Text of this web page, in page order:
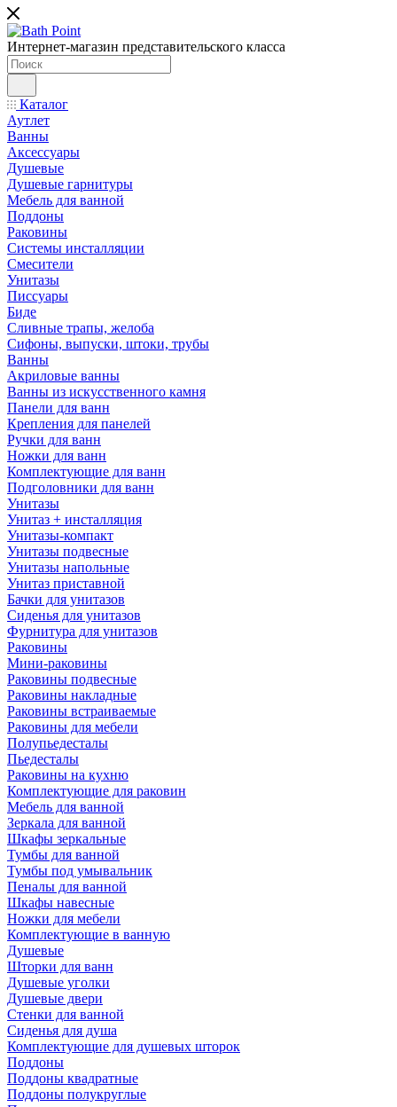
Интернет-магазин представительского класса
Каталог
Аутлет
Ванны
Аксессуары
Душевые
Душевые гарнитуры
Мебель для ванной
Поддоны
Раковины
Системы инсталляции
Смесители
Унитазы
Писсуары
Биде
Сливные трапы, желоба
Сифоны, выпуски, штоки, трубы
Ванны
Акриловые ванны
Ванны из искусственного камня
Панели для ванн
Крепления для панелей
Ручки для ванн
Ножки для ванн
Комплектующие для ванн
Подголовники для ванн
Унитазы
Унитаз + инсталляция
Унитазы-компакт
Унитазы подвесные
Унитазы напольные
Унитаз приставной
Бачки для унитазов
Сиденья для унитазов
Фурнитура для унитазов
Раковины
Мини-раковины
Раковины подвесные
Раковины накладные
Раковины встраиваемые
Раковины для мебели
Полупьедесталы
Пьедесталы
Раковины на кухню
Комплектующие для раковин
Мебель для ванной
Зеркала для ванной
Шкафы зеркальные
Тумбы для ванной
Тумбы под умывальник
Пеналы для ванной
Шкафы навесные
Ножки для мебели
Комплектующие в ванную
Душевые
Шторки для ванн
Душевые уголки
Душевые двери
Стенки для ванной
Сиденья для душа
Комплектующие для душевых шторок
Поддоны
Поддоны квадратные
Поддоны полукруглые